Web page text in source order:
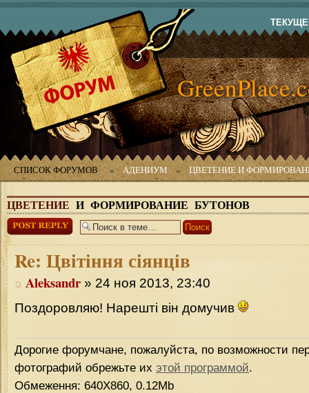
СПИСОК ФОРУМОВ » АДЕНИУМ » ЦВЕТЕНИЕ И
ЦВЕТЕНИЕ И ФОРМИРОВАНИЕ БУТОНОВ
Ответить
Re: Цвітіння сіянців
Aleksandr » 24 ноя 2013, 23:40
Поздоровляю! Нарешті він домучив
Дорогие форумчане, пожалуйста, по возможности
фотографий обрежьте их этой программой.
Обмеження: 640Х860, 0.12Mb